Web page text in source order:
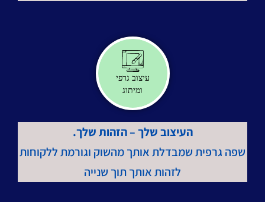
עיצוב גרפי
ומיתוג
העיצוב שלך – הזהות שלך.
שפה גרפית שמבדלת אותך מהשוק וגורמת ללקוחות
לזהות אותך תוך שנייה